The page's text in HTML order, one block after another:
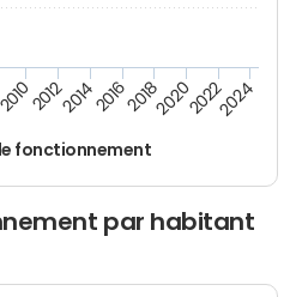
fonctionnement
2012201420162018202020222024
par habitant